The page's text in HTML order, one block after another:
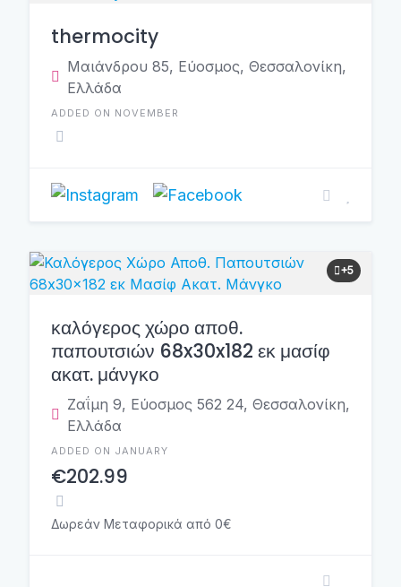
thermocity
Μαιάνδρου 85, Εύοσμος, Θεσσαλονίκη,
Ελλάδα
ADDED ON NOVEMBER
+5
καλόγερος χώρο αποθ.
παπουτσιών 68x30x182 εκ μασίφ
ακατ. μάνγκο
Ζαΐμη 9, Εύοσμος 562 24, Θεσσαλονίκη,
Ελλάδα
ADDED ON JANUARY
€202.99
Δωρεάν Μεταφορικά από 0€